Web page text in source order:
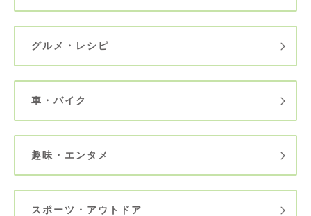
グルメ・レシピ
車・バイク
趣味・エンタメ
スポーツ・アウトドア